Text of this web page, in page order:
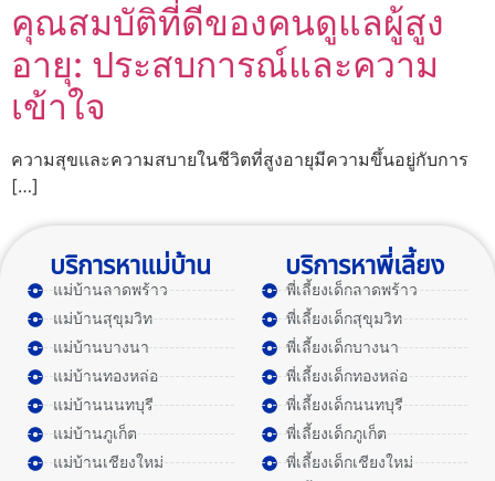
คุณสมบัติที่ดีของคนดูแลผู้สูง
อายุ: ประสบการณ์และความ
เข้าใจ
ความสุขและความสบายในชีวิตที่สูงอายุมีความขึ้นอยู่กับการ
[…]
บริการหาแม่บ้าน
แม่บ้านลาดพร้าว
แม่บ้านสุขุมวิท
แม่บ้านบางนา
แม่บ้านทองหล่อ
แม่บ้านนนทบุรี
แม่บ้านภูเก็ต
แม่บ้านเชียงใหม่
บริการหาพี่เลี้ยง
พี่เลี้ยงเด็กลาดพร้าว
พี่เลี้ยงเด็กสุขุมวิท
พี่เลี้ยงเด็กบางนา
พี่เลี้ยงเด็กทองหล่อ
พี่เลี้ยงเด็กนนทบุรี
พี่เลี้ยงเด็กภูเก็ต
พี่เลี้ยงเด็กเชียงใหม่